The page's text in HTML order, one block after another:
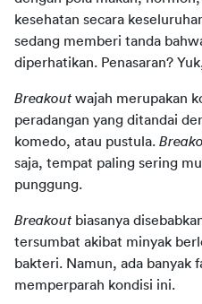
kesehatan secara
sedang memberi tanda
diperhatikan. Penasaran?
Breakout wajah merupakan
peradangan yang ditandai
komedo, atau pustula.
saja, tempat paling sering
punggung.
Breakout biasanya
tersumbat akibat minyak
bakteri. Namun, ada banyak
memperparah kondisi ini.